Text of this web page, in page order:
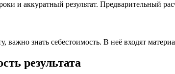
и аккуратный результат. Предварительный
важно знать себестоимость. В неё входят
результата